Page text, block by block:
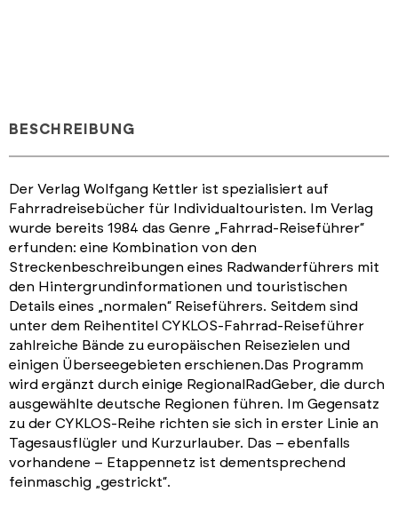
BESCHREIBUNG
Der Verlag Wolfgang Kettler ist spezialisiert auf
Fahrradreisebücher für Individualtouristen. Im Verlag
wurde bereits 1984 das Genre „Fahrrad-Reiseführer“
erfunden: eine Kombination von den
Streckenbeschreibungen eines Radwanderführers mit
den Hintergrundinformationen und touristischen
Details eines „normalen“ Reiseführers. Seitdem sind
unter dem Reihentitel CYKLOS-Fahrrad-Reiseführer
zahlreiche Bände zu europäischen Reisezielen und
einigen Überseegebieten erschienen.Das Programm
wird ergänzt durch einige RegionalRadGeber, die durch
ausgewählte deutsche Regionen führen. Im Gegensatz
zu der CYKLOS-Reihe richten sie sich in erster Linie an
Tagesausflügler und Kurzurlauber. Das – ebenfalls
vorhandene – Etappennetz ist dementsprechend
feinmaschig „gestrickt“.